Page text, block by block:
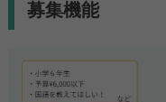
募集機能